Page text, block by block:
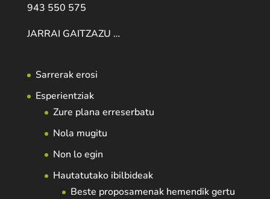
943 550 575
JARRAI GAITZAZU …
Sarrerak erosi
Esperientziak
Zure plana erreserbatu
Nola mugitu
Non lo egin
Hautatutako ibilbideak
Beste proposamenak hemendik gertu